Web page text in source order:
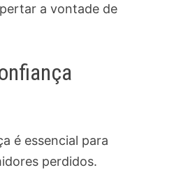
a vontade de
é essencial para
perdidos.